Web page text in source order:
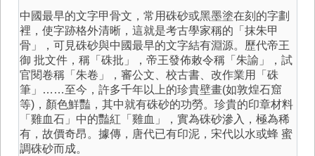
中國最早的文字甲骨文，常用硃砂或黑墨塗在刻的字劃
裡，使字跡格外清晰，這就是考古學家稱的「抹朱甲
骨」，可見硃砂與中國最早的文字結有淵源。歷代帝王
御 批文件，稱「硃批」，帝王發佈敕令稱「朱諭」，試
官閱卷稱「朱卷」，審公文、校古書、改作業用「硃
筆」……至今，許多千年以上的珍貴壁畫(如敦煌石窟
等)，顏色鮮豔，其中就有硃砂的功勞。珍貴的印章材料
「雞血石」中的豔紅「雞血」，實為硃砂滲入，極為稀
有，故價奇昂。據傳，唐代已有印泥，宋代以水或蜂 蜜
調硃砂而成。